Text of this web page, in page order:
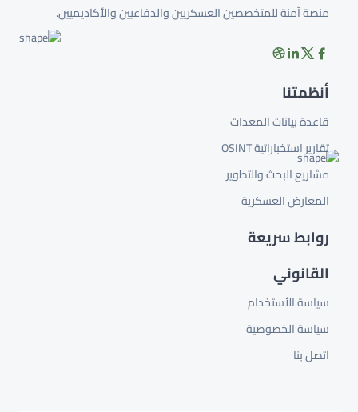
منصة آمنة للمتخصصين العسكريين والدفاعيين والأكاديميين.
أنظمتنا
قاعدة بيانات المعدات
تقارير استخباراتية OSINT
مشاريع البحث والتطوير
المعارض العسكرية
روابط سريعة
القانوني
سياسة الأستخدام
سياسة الخصوصية
اتصل بنا